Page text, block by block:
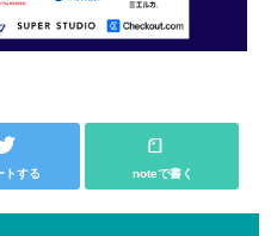
トする noteで書く